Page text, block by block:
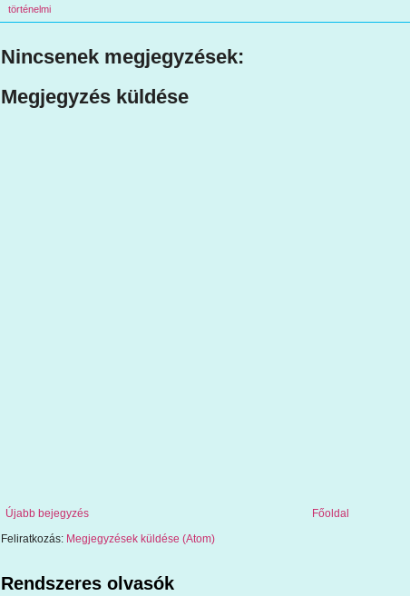
történelmi
Nincsenek megjegyzések:
Megjegyzés küldése
Újabb bejegyzés
Főoldal
Feliratkozás: Megjegyzések küldése (Atom)
Rendszeres olvasók